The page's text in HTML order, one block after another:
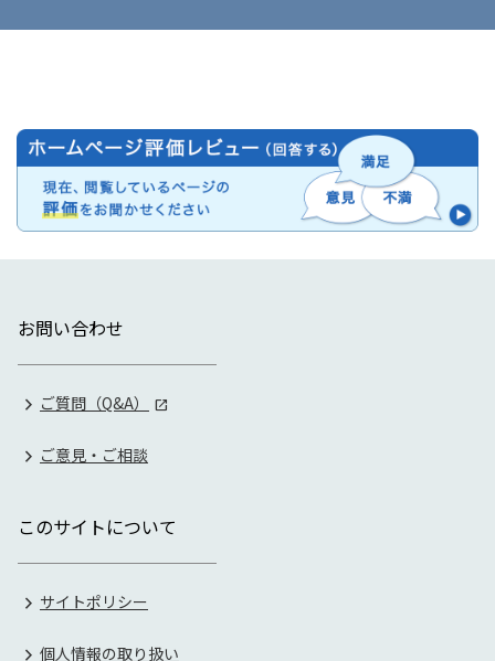
お問い合わせ
ご質問（Q&A）
ご意見・ご相談
このサイトについて
サイトポリシー
個人情報の取り扱い